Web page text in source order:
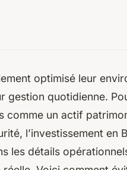
optimisé leur
gestion quotidienne.
comme un actif
l’investissement en
les détails